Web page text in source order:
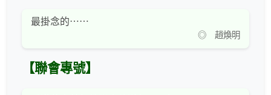
最掛念的⋯⋯
◎ 趙煥明
【聯會專號】